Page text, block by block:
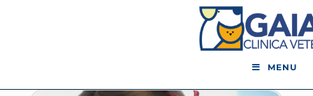
MENU